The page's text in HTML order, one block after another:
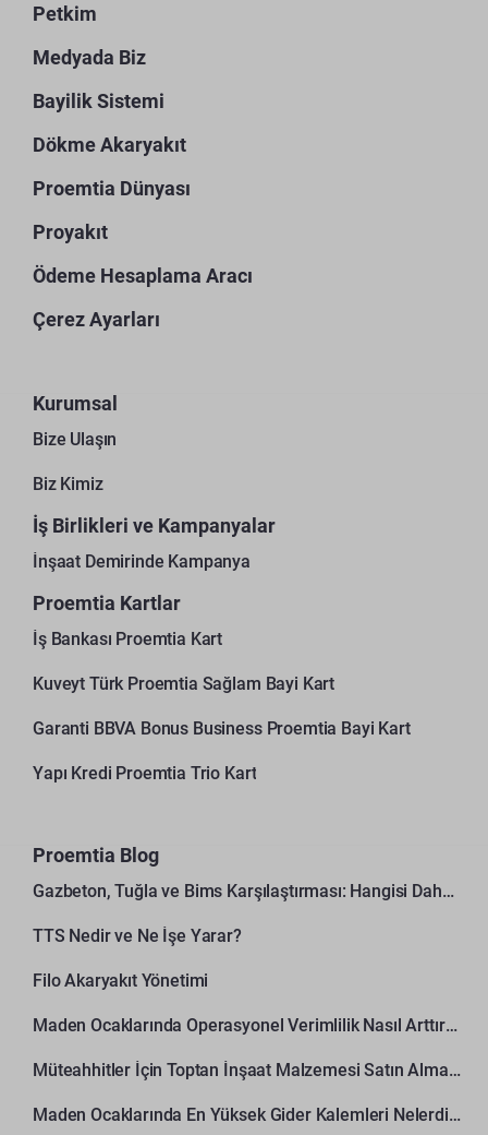
Petkim
Medyada Biz
Bayilik Sistemi
Dökme Akaryakıt
Proemtia Dünyası
Proyakıt
Ödeme Hesaplama Aracı
Çerez Ayarları
Kurumsal
Bize Ulaşın
Biz Kimiz
İş Birlikleri ve Kampanyalar
İnşaat Demirinde Kampanya
Proemtia Kartlar
İş Bankası Proemtia Kart
Kuveyt Türk Proemtia Sağlam Bayi Kart
Garanti BBVA Bonus Business Proemtia Bayi Kart
Yapı Kredi Proemtia Trio Kart
Proemtia Blog
Gazbeton, Tuğla ve Bims Karşılaştırması: Hangisi Daha Avantajlı?
TTS Nedir ve Ne İşe Yarar?
Filo Akaryakıt Yönetimi
Maden Ocaklarında Operasyonel Verimlilik Nasıl Arttırılır?
Müteahhitler İçin Toptan İnşaat Malzemesi Satın Alma Rehberi
Maden Ocaklarında En Yüksek Gider Kalemleri Nelerdir?